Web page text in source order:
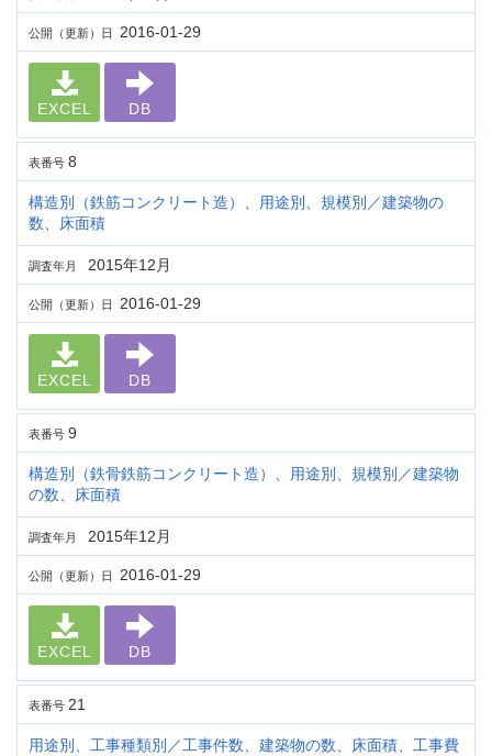
公開（更新）日 2016-01-29
EXCEL DB
表番号 8
構造別（鉄筋コンクリート造）、用途別、規模別／建築物の
数、床面積
調査年月 2015年12月
公開（更新）日 2016-01-29
EXCEL DB
表番号 9
構造別（鉄骨鉄筋コンクリート造）、用途別、規模別／建築物
の数、床面積
調査年月 2015年12月
公開（更新）日 2016-01-29
EXCEL DB
表番号 21
用途別、工事種類別／工事件数、建築物の数、床面積、工事費